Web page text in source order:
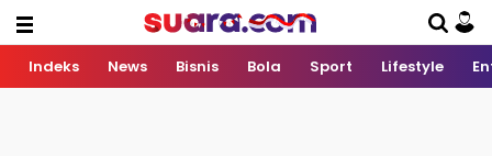
Indeks News Bisnis Bola Sport Lifestyle